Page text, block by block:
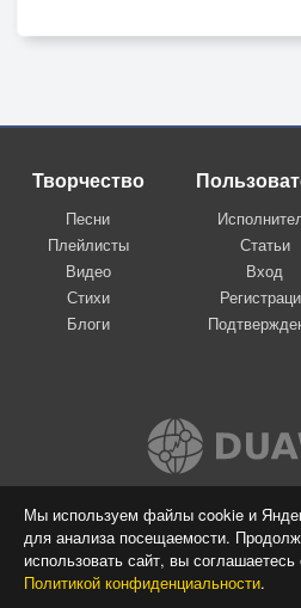
Мы используем файлы cookie и
для анализа посещаемости.
использовать сайт, вы
Политикой конфиденциальности.
Творчество
Песни
Плейлисты
Видео
Стихи
Блоги
Статьи
Вход
© 2009-2026
Музыкальный сайт